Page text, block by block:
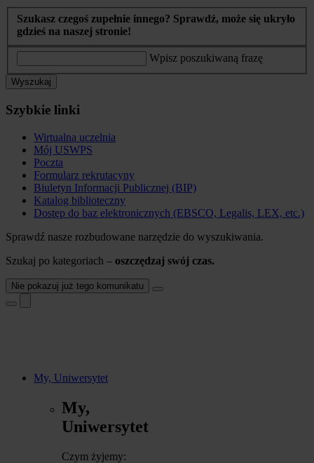
Szukasz czegoś zupełnie innego? Sprawdź, może się ukryło
gdzieś na naszej stronie!
Wpisz poszukiwaną frazę
Wyszukaj
Szybkie linki
Wirtualna uczelnia
Mój USWPS
Poczta
Formularz rekrutacyny
Biuletyn Informacji Publicznej (BIP)
Katalog biblioteczny
Dostęp do baz elektronicznych (EBSCO, Legalis, LEX, etc.)
Sprawdź nasze rozbudowane narzędzie do wyszukiwania.
Szukaj po kategoriach – oszczędzaj swój czas.
Nie pokazuj już tego komunikatu
My, Uniwersytet
My,
Uniwersytet
Czym żyjemy: